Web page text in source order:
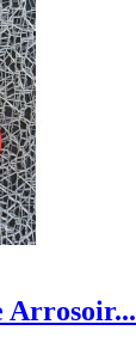
Arrosoir...